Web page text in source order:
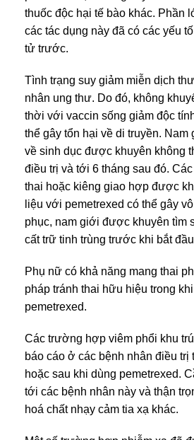
thuốc độc hại tế bào khác. Phần
các tác dụng này đã có các yếu
tử trước.
Tình trạng suy giảm miễn dịch
nhân ung thư. Do đó, không
thời với vaccin sống giảm độc
thể gây tổn hại về di truyền.
về sinh dục được khuyên không
điều trị và tới 6 tháng sau đó.
thai hoặc kiêng giao hợp được
liệu với pemetrexed có thể gây
phục, nam giới được khuyên tìm
cất trữ tinh trùng trước khi bắt
Phụ nữ có khả năng mang thai
pháp tránh thai hữu hiệu trong
pemetrexed.
Các trường hợp viêm phổi khu
báo cáo ở các bệnh nhân điều trị
hoặc sau khi dùng pemetrexed.
tới các bệnh nhân này và thận
hoá chất nhạy cảm tia xạ khác.